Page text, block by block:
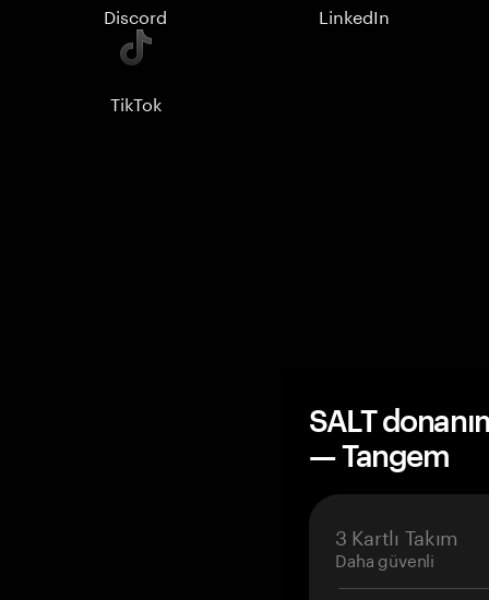
Discord LinkedIn
TikTok
SALT
— Tangem
3 Kartlı Takım
Daha güvenli